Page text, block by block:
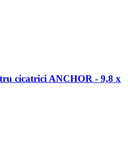
cicatrici ANCHOR - 9,8 x